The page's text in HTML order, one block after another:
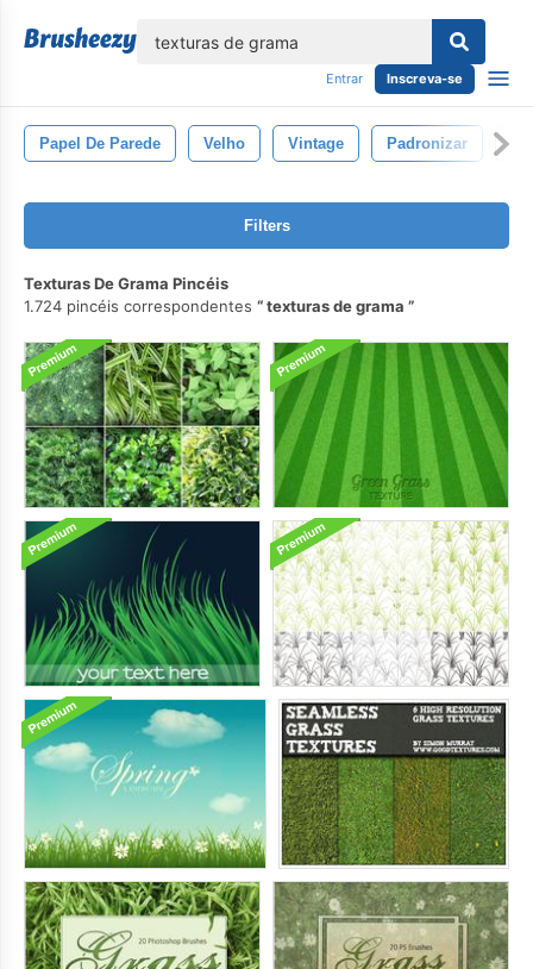
Entrar Inscreva-se
Papel De Parede Velho Vintage Padronizar
Filters
Texturas De Grama Pincéis
1.724 pincéis correspondentes
texturas de grama